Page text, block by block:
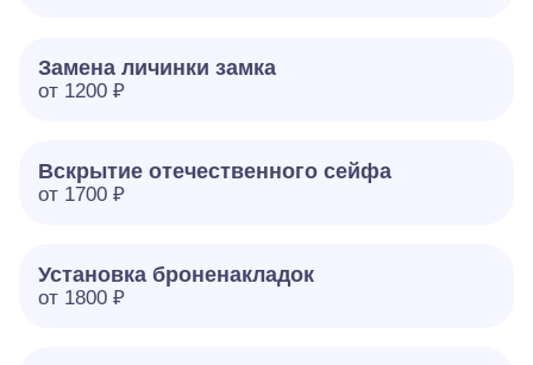
Замена личинки замка
от 1200 ₽
Вскрытие отечественного сейфа
от 1700 ₽
Установка броненакладок
от 1800 ₽